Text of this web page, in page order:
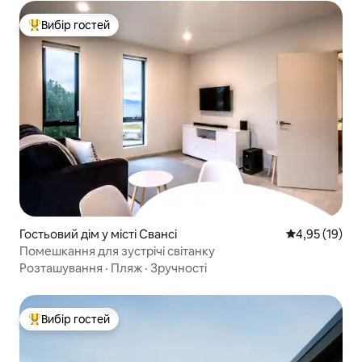
Топ вибір гостей
Вибір гостей
Гостьовий дім у місті Свансі Середня
4,95 (19)
Помешкання для зустрічі світанку
Розташування · Пляж · Зручності
Топ вибір гостей
Вибір гостей